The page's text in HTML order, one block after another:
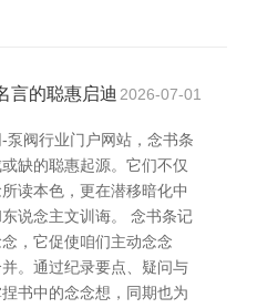
言的聪惠启迪 2026-07-01
阀行业门户网站，念书条
缺的聪惠起源。它们不仅
读本色，更在潜移暗化中
说念主文训诲。 念书条记
，它促使咱们主动念念
。通过纪录要点、疑问与
书中的念念想，同期也为